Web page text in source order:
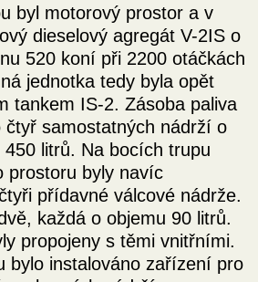
byl motorový prostor a v
dieselový agregát V-2IS o
520 koní při 2200 otáčkách
jednotka tedy byla opět
tankem IS-2. Zásoba paliva
čtyř samostatných nádrží o
litrů. Na bocích trupu
prostoru byly navíc
přídavné válcové nádrže.
každá o objemu 90 litrů.
propojeny s těmi vnitřními.
bylo instalováno zařízení pro